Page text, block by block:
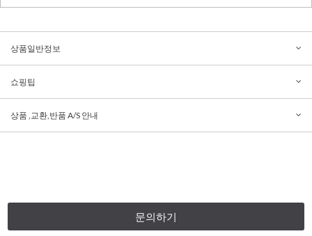
상품일반정보
쇼핑팁
상품 ,교환,반품 A/S 안내
문의하기